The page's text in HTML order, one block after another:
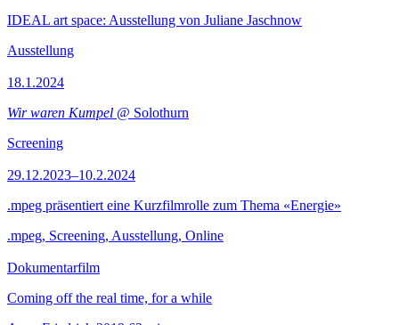
IDEAL art space: Ausstellung von Juliane Jaschnow
Ausstellung
18.1.2024
Wir waren Kumpel @ Solothurn
Screening
29.12.2023–10.2.2024
.mpeg präsentiert eine Kurzfilmrolle zum Thema «Energie»
.mpeg, Screening, Ausstellung, Online
Dokumentarfilm
Coming off the real time, for a while